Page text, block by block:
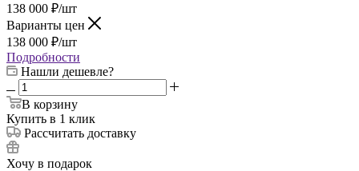
138 000 ₽/шт
Варианты цен
138 000 ₽/шт
Подробности
Нашли дешевле?
В корзину
Купить в 1 клик
Рассчитать доставку
Хочу в подарок